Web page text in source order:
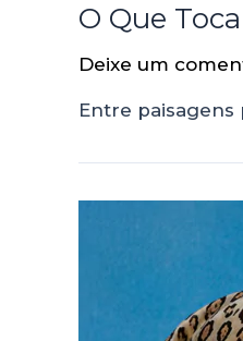
O Que
Deixe um
Entre paisagens